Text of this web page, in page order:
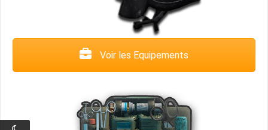
Voir les Equipements